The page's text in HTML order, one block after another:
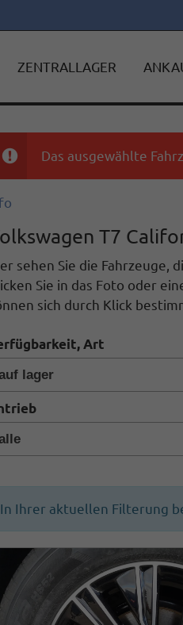
ZENTRALLAGER
Das ausgewählte
T7
sehen Sie die
Sie in das Foto oder
sich durch Klick
Art
In Ihrer aktuellen Filterung